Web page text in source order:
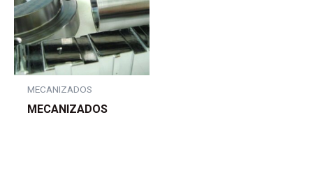
MECANIZADOS
MECANIZADOS